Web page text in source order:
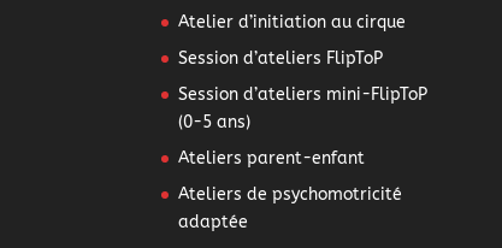
Atelier d’initiation au cirque
Session d’ateliers FlipToP
Session d’ateliers mini-FlipToP
(0-5 ans)
Ateliers parent-enfant
Ateliers de psychomotricité
adaptée